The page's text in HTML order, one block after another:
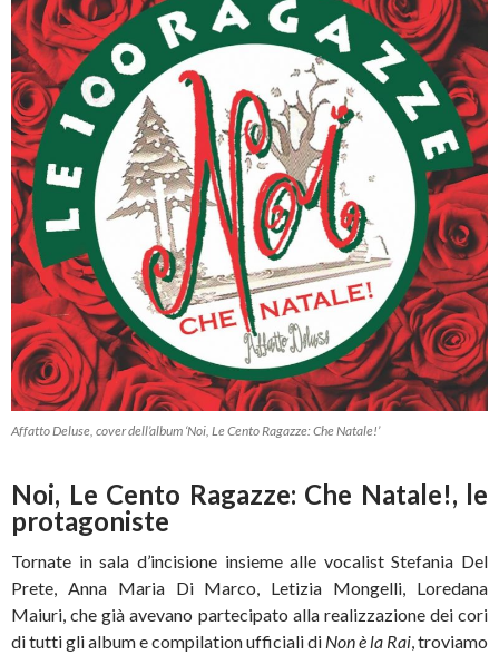
Affatto Deluse, cover dell’album ‘Noi, Le Cento Ragazze: Che Natale!’
Noi, Le Cento Ragazze: Che Natale!, le
protagoniste
Tornate in sala d’incisione insieme alle vocalist Stefania Del
Prete, Anna Maria Di Marco, Letizia Mongelli, Loredana
Maiuri, che già avevano partecipato alla realizzazione dei cori
di tutti gli album e compilation ufficiali di Non è la Rai , troviamo